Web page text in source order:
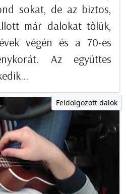
sokat, de az biztos,
már dalokat tőlük,
végén és a 70-es
Az együttes
Feldolgozott dalok